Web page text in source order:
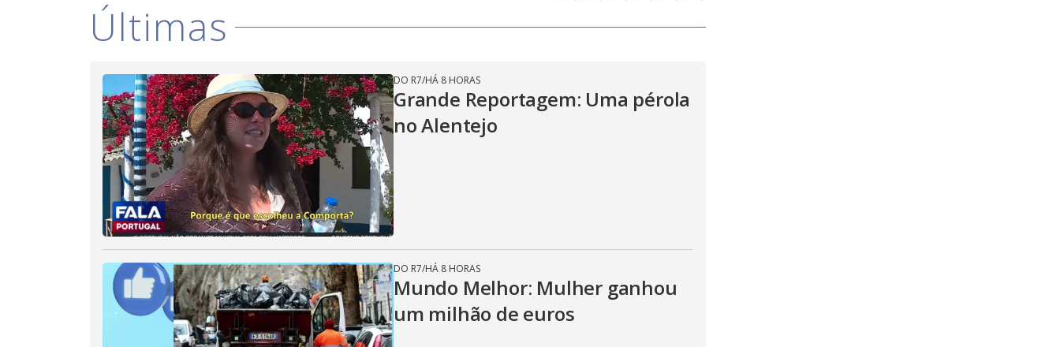
Últimas
DO R7/HÁ 8 HORAS
Grande Reportagem: Uma pérola
no Alentejo
DO R7/HÁ 8 HORAS
Mundo Melhor: Mulher ganhou
um milhão de euros